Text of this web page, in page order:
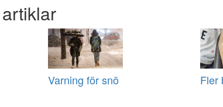
Varning för snö Fler